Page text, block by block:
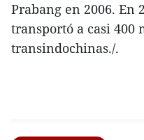
Prabang en 2006. En
transportó a casi 400
transindochinas./.